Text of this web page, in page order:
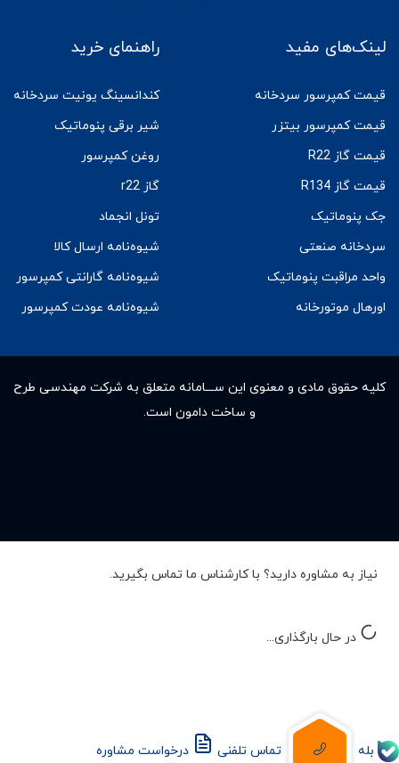
لینک‌های مفید
قیمت کمپرسور سردخانه
قیمت کمپرسور بیتزر
قیمت گاز R22
قیمت گاز R134
جک پنوماتیک
سردخانه صنعتی
واحد مراقبت پنوماتیک
اورهال موتورخانه
راهنمای خرید
کندانسینگ یونیت سردخانه
شیر برقی پنوماتیک
روغن کمپرسور
گاز r22
تونل انجماد
شیوه‌نامه ارسال کالا
شیوه‌نامه گارانتی کمپرسور
شیوه‌نامه عودت کمپرسور
کلیه حقوق مادى و معنوى این ســـامانه متعلق به شرکت مهندسی طرح
و ساخت دامون است.
نیاز به مشاوره دارید؟ با کارشناس ما تماس بگیرید.
در حال بارگذاری...
بله تماس تلفنی درخواست مشاوره